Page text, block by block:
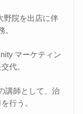
野院を出店に伴
。
マーケティン
代。
講師として、治
行う。